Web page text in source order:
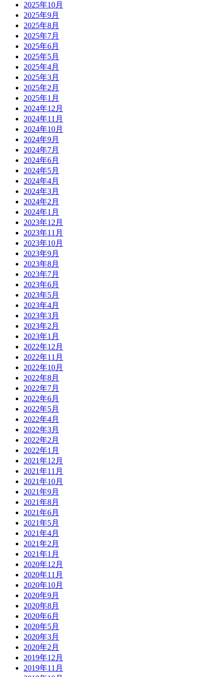
2025年10月
2025年9月
2025年8月
2025年7月
2025年6月
2025年5月
2025年4月
2025年3月
2025年2月
2025年1月
2024年12月
2024年11月
2024年10月
2024年9月
2024年7月
2024年6月
2024年5月
2024年4月
2024年3月
2024年2月
2024年1月
2023年12月
2023年11月
2023年10月
2023年9月
2023年8月
2023年7月
2023年6月
2023年5月
2023年4月
2023年3月
2023年2月
2023年1月
2022年12月
2022年11月
2022年10月
2022年8月
2022年7月
2022年6月
2022年5月
2022年4月
2022年3月
2022年2月
2022年1月
2021年12月
2021年11月
2021年10月
2021年9月
2021年8月
2021年6月
2021年5月
2021年4月
2021年2月
2021年1月
2020年12月
2020年11月
2020年10月
2020年9月
2020年8月
2020年6月
2020年5月
2020年3月
2020年2月
2019年12月
2019年11月